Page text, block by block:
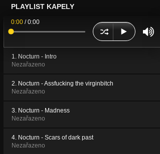
PLAYLIST KAPELY
0:00 /0:00
1. Nocturn - Intro
Nezařazeno
2. Nocturn - Assfucking the virginbitch
Nezařazeno
3. Nocturn - Madness
Nezařazeno
4. Nocturn - Scars of dark past
Nezařazeno